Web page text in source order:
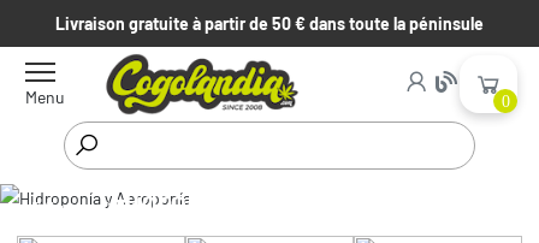
Livraison gratuite à partir de 50 € dans toute la péninsule
Menu 0
Début Cultivo Hidroponía y Aeroponía
Hidroponía y Aeroponía